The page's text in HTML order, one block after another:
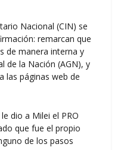
Nacional (CIN) se
remarcan que
de manera interna y
de la Nación (AGN), y
las páginas web de
dio a Milei el PRO
que fue el propio
de los pasos